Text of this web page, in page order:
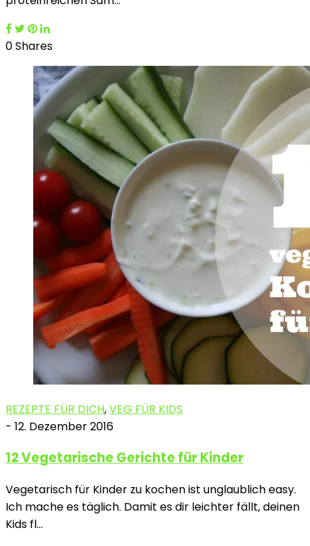
0 Shares
REZEPTE FÜR DICH,VEG FÜR KIDS
- 12. Dezember 2016
12 Vegetarische Gerichte für Kinder
Vegetarisch für Kinder zu kochen ist unglaublich easy.
Ich mache es täglich. Damit es dir leichter fällt, deinen
Kids fl…